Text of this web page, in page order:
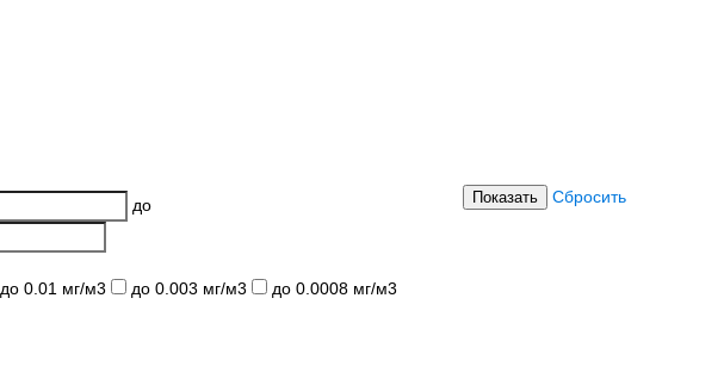
до Показать Сбросить
до 0.01 мг/м3 до 0.003 мг/м3
до 0.0008 мг/м3